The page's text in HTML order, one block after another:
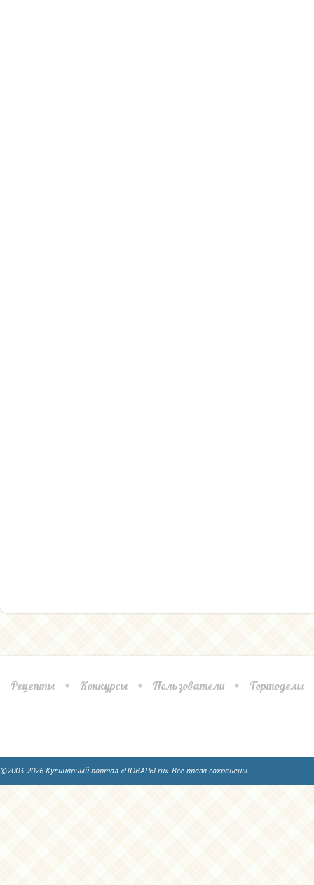
Рецепты Конкурсы Пользователи Тортоделы
©2003-2026 Кулинарный портал «ПОВАРЫ.ru». Все права сохранены.